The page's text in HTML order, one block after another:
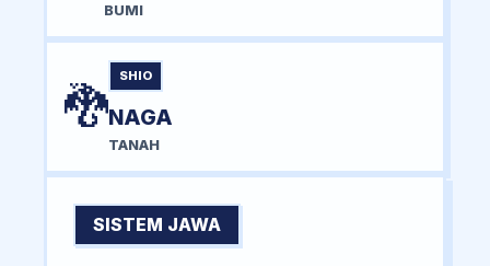
BUMI
🐉
SHIO
NAGA
TANAH
SISTEM JAWA